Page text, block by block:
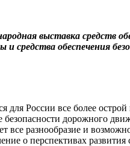
выставка средств
и средства
для России все более
дорожного
все разнообразие и
о перспективах